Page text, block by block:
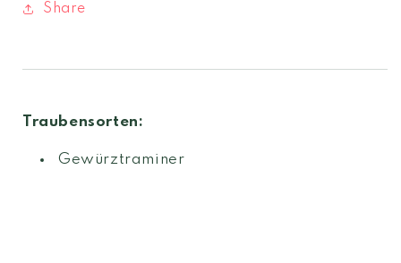
Share
Traubensorten:
Gewürztraminer